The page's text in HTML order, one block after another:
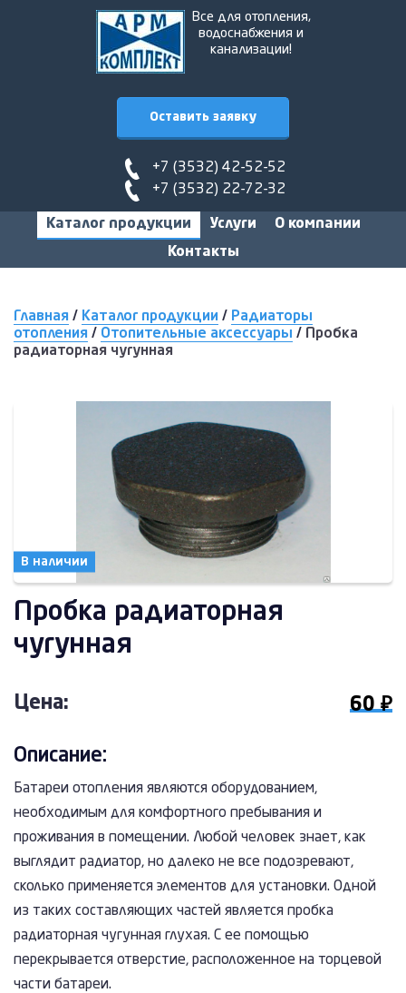
Все для отопления,
водоснабжения и
канализации!
Оставить заявку
+7 (3532) 42-52-52
+7 (3532) 22-72-32
Каталог продукции Услуги
О компании
Контакты
Главная / Каталог продукции / Радиаторы
отопления / Отопительные аксессуары /
Пробка
радиаторная чугунная
В наличии
Пробка радиаторная
чугунная
Цена: 60 ₽
Описание:
Батареи отопления являются оборудованием,
необходимым для комфортного пребывания и
проживания в помещении. Любой человек знает, как
выглядит радиатор, но далеко не все подозревают,
сколько применяется элементов для установки. Одной
из таких составляющих частей является пробка
радиаторная чугунная глухая. С ее помощью
перекрывается отверстие, расположенное на торцевой
части батареи.